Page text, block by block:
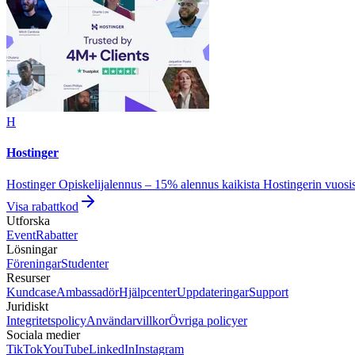
H
Hostinger
Hostinger Opiskelijalennus – 15% alennus kaikista Hostingerin
Visa rabattkod
Utforska
EventRabatter
Lösningar
FöreningarStudenter
Resurser
KundcaseAmbassadörHjälpcenterUppdateringarSupport
Juridiskt
IntegritetspolicyAnvändarvillkorÖvriga policyer
Sociala medier
TikTokYouTubeLinkedInInstagram